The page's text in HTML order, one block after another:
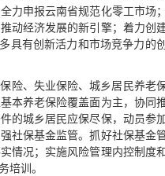
力申报云南省规范化零工市场
动经济发展的新引擎；着力创
具有创新活力和市场竞争力的
险、失业保险、城乡居民养老
本养老保险覆盖面为主，协同
的城乡居民应保尽保，动员参
社保基金监管。抓好社保基金
情况；实施风险管理内控制度
培训。